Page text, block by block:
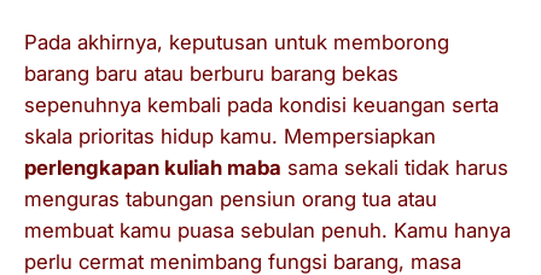
Pada akhirnya, keputusan untuk memborong
barang baru atau berburu barang bekas
sepenuhnya kembali pada kondisi keuangan serta
skala prioritas hidup kamu. Mempersiapkan
perlengkapan kuliah maba sama sekali tidak harus
menguras tabungan pensiun orang tua atau
membuat kamu puasa sebulan penuh. Kamu hanya
perlu cermat menimbang fungsi barang, masa